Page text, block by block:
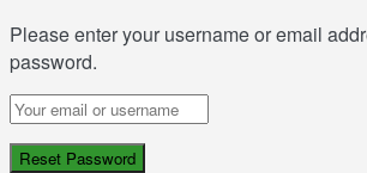
Please enter your username or email
password.